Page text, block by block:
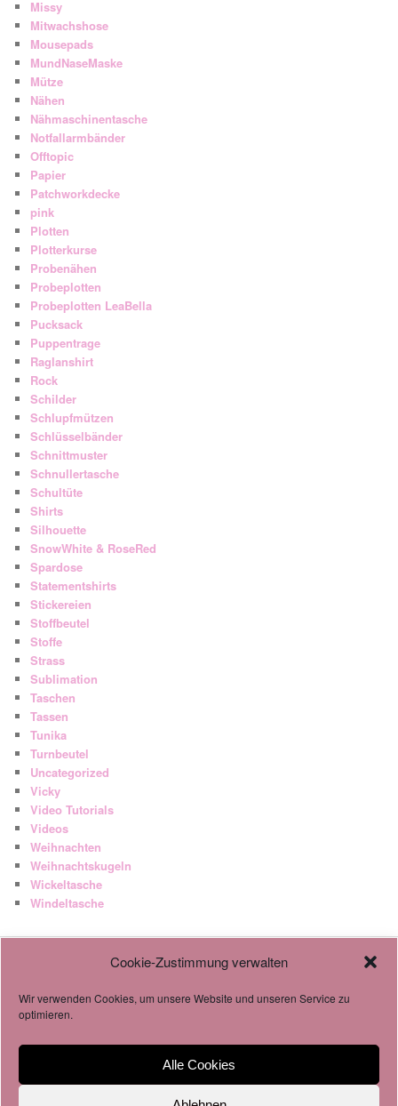
Cookie-Zustimmung verwalten
Wir verwenden Cookies, um unsere Website und unseren Service zu
optimieren.
Alle Cookies
Missy
Mitwachshose
Mousepads
MundNaseMaske
Mütze
Nähen
Nähmaschinentasche
Notfallarmbänder
Offtopic
Papier
Patchworkdecke
pink
Plotten
Plotterkurse
Probenähen
Probeplotten
Probeplotten LeaBella
Pucksack
Puppentrage
Raglanshirt
Rock
Schilder
Schlupfmützen
Schlüsselbänder
Schnittmuster
Schnullertasche
Schultüte
Shirts
Silhouette
SnowWhite & RoseRed
Spardose
Statementshirts
Stickereien
Stoffbeutel
Stoffe
Strass
Sublimation
Taschen
Tassen
Tunika
Turnbeutel
Uncategorized
Vicky
Video Tutorials
Videos
Weihnachten
Weihnachtskugeln
Wickeltasche
Windeltasche
Cookie-Richtlinie
Impressum & Datenschutz Stolz präsentiert von WordPress